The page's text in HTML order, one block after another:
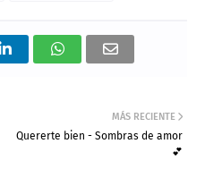
MÁS RECIENTE
Quererte bien - Sombras de amor
💕